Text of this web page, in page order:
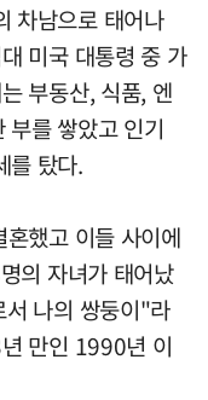
차남으로 태어나
미국 대통령 중 가
부동산, 식품, 엔
부를 쌓았고 인기
를 탔다.
했고 이들 사이에
의 자녀가 태어났
나의 쌍둥이"라
만인 1990년 이